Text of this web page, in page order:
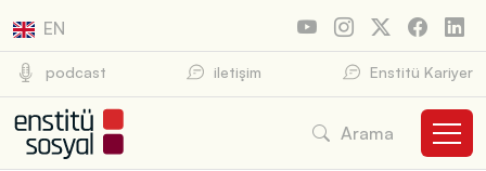
EN
podcast iletişim Enstitü Kariyer
Arama